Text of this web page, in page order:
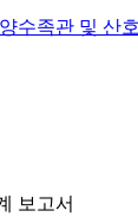
수족관 및 산
보고서